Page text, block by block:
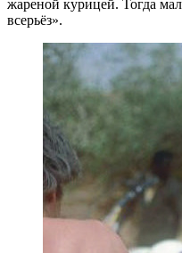
жареной курицей. Тогда
всерьёз».